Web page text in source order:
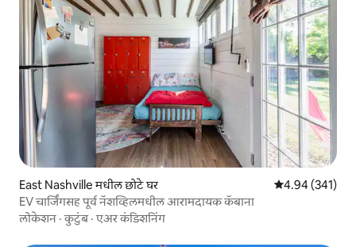
East Nashville मधील छोटे घर 5 पैकी 4.94
4.94 (341)
EV चार्जिंगसह पूर्व नॅशव्हिलमधील आरामदायक कॅबाना
लोकेशन ·कुटुंब·एअर कंडिशनिंग